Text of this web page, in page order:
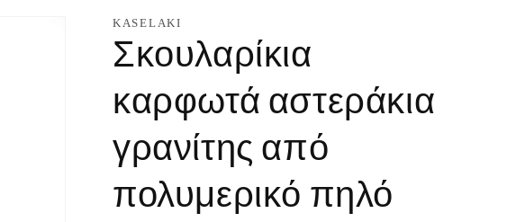
KASELAKI
Σκουλαρίκια
καρφωτά αστεράκια
γρανίτης από
πολυμερικό πηλό